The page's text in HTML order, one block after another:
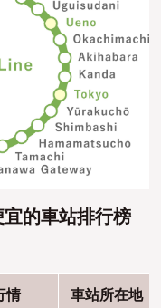
的車站排行榜
情 車站所在地